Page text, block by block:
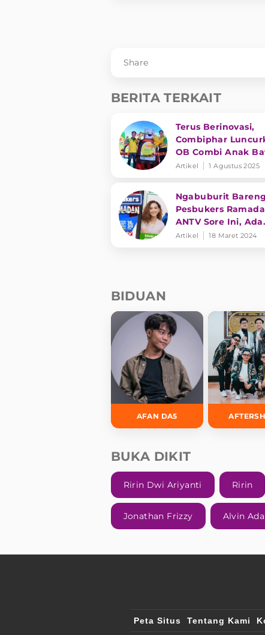
Share
BERITA TERKAIT
Terus Berinovasi,
Combiphar
OB Combi Anak
Pilek Bantu Ibu Beri
Artikel 1 Agustus 2025
Ngabuburit
Pesbukers
ANTV Sore Ini, Ada
Sahila Hisyam dan
Artikel 18 Maret 2024
BIDUAN
AFAN DA5
BUKA DIKIT
Ririn Dwi Ariyanti Ririn
Jonathan Frizzy Alvin
Peta Situs Tentang Kami